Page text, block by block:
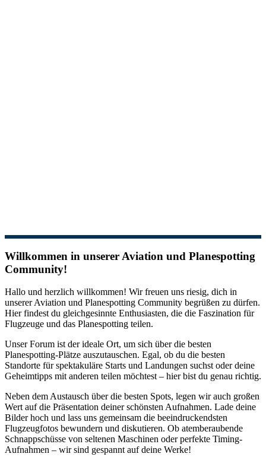
Willkommen in unserer Aviation und Planespotting
Community!
Hallo und herzlich willkommen! Wir freuen uns riesig, dich in
unserer Aviation und Planespotting Community begrüßen zu dürfen.
Hier findest du gleichgesinnte Enthusiasten, die die Faszination für
Flugzeuge und das Planespotting teilen.
Unser Forum ist der ideale Ort, um sich über die besten
Planespotting-Plätze auszutauschen. Egal, ob du die besten
Standorte für spektakuläre Starts und Landungen suchst oder deine
Geheimtipps mit anderen teilen möchtest – hier bist du genau richtig.
Neben dem Austausch über die besten Spots, legen wir auch großen
Wert auf die Präsentation deiner schönsten Aufnahmen. Lade deine
Bilder hoch und lass uns gemeinsam die beeindruckendsten
Flugzeugfotos bewundern und diskutieren. Ob atemberaubende
Schnappschüsse von seltenen Maschinen oder perfekte Timing-
Aufnahmen – wir sind gespannt auf deine Werke!